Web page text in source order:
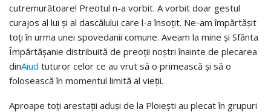
cutremurătoare! Preotul n-a vorbit. A vorbit doar gestul
curajos al lui şi al dascălului care l-a însoţit. Ne-am împărtăşit
toţi în urma unei spovedanii comune. Aveam la mine şi Sfânta
Împărtăşanie distribuită de preoţii noştri înainte de plecarea
dinAiud tuturor celor ce au vrut să o primească şi să o
folosească în momentul limită al vieţii.
Aproape toţi arestaţii aduşi de la Ploieşti au plecat în grupuri